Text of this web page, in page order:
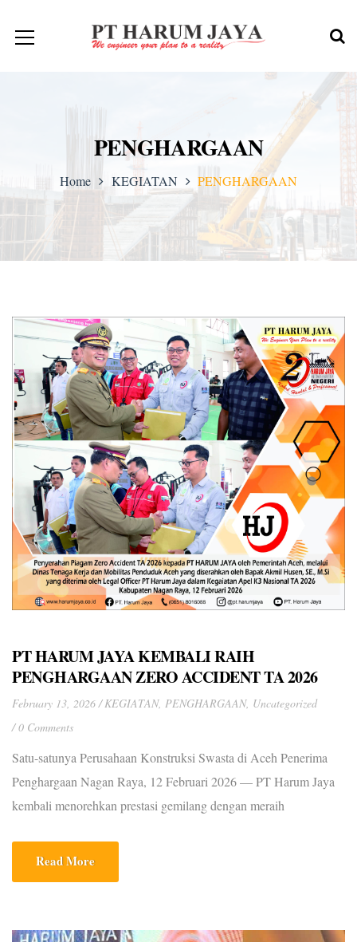
PENGHARGAAN
Home KEGIATAN PENGHARGAAN
PT HARUM JAYA KEMBALI RAIH
PENGHARGAAN ZERO ACCIDENT TA 2026
February 13, 2026 KEGIATAN, PENGHARGAAN, Uncategorized
0 Comments
Satu-satunya Perusahaan Konstruksi Swasta di Aceh Penerima
Penghargaan Nagan Raya, 12 Februari 2026 — PT Harum Jaya
kembali menorehkan prestasi gemilang dengan meraih
ini menjadikan PT Harum Jaya sebagai satu-satunya perusahaan
konstruksi swasta di Aceh yang menerima penghargaan di bidang
Read More